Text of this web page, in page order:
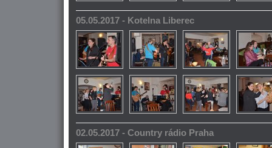
05.05.2017 - Kotelna Liberec
02.05.2017 - Country rádio Praha